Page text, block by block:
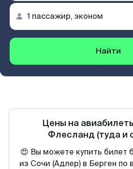
Найти
Цены на
Флесланд (туда и
😍 Вы можете купить билет
из Сочи (Адлер) в Берген по